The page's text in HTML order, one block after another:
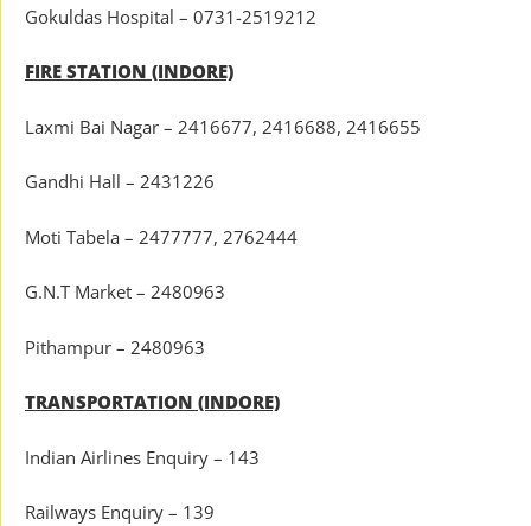
Gokuldas Hospital – 0731-2519212
FIRE STATION (INDORE)
Laxmi Bai Nagar – 2416677, 2416688, 2416655
Gandhi Hall – 2431226
Moti Tabela – 2477777, 2762444
G.N.T Market – 2480963
Pithampur – 2480963
TRANSPORTATION (INDORE)
Indian Airlines Enquiry – 143
Railways Enquiry – 139